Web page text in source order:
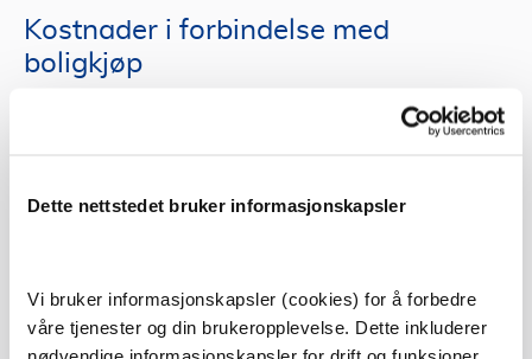
Dette nettstedet bruker informasjonskapsler
Vi bruker informasjonskapsler (cookies) for å forbedre
våre tjenester og din brukeropplevelse. Dette inkluderer
Kostnader i forbindelse med
boligkjøp
Ta hensyn til omkostningene ved kjøp av bolig. Det er
omkostninger og ta fellesgjelden i betraktning når du
Er omkostninger inkludert i boliglån? Nei, omkostninger
er ikke inkludert i boliglånet. I utgangspunktet skal